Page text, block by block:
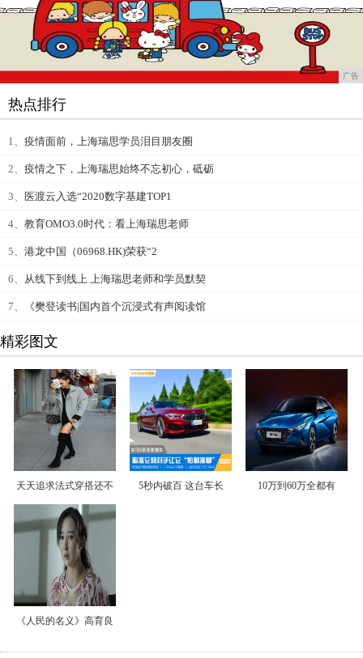
广告
热点排行
1、 疫情面前，上海瑞思学员泪目朋友圈
2、 疫情之下，上海瑞思始终不忘初心，砥砺
3、 医渡云入选“2020数字基建TOP1
4、 教育OMO3.0时代：看上海瑞思老师
5、 港龙中国（06968.HK)荣获“2
6、 从线下到线上 上海瑞思老师和学员默契
7、 《樊登读书|国内首个沉浸式有声阅读馆
精彩图文
天天追求法式穿搭还不 5秒内破百 这台车长 10万到60万全都有
《人民的名义》高育良